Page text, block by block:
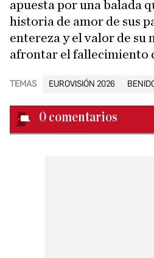
apuesta por una balada
historia de amor de sus
entereza y el valor de su
afrontar el fallecimiento
TEMAS EUROVISIÓN 2026
0 comentarios